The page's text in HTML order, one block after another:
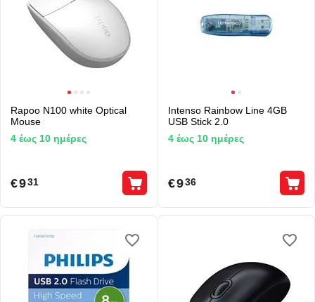
Rapoo N100 white Optical
Mouse
4 έως 10 ημέρες
€9 31
Intenso Rainbow Line 4GB
USB Stick 2.0
4 έως 10 ημέρες
€9 36